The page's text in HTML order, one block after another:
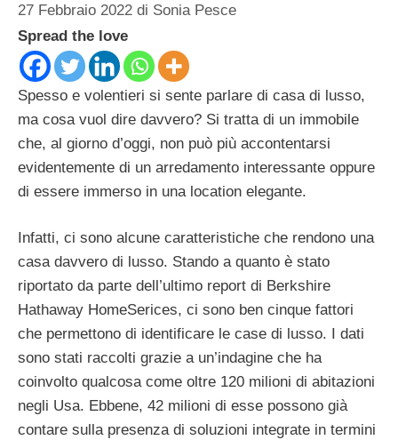
27 Febbraio 2022 di Sonia Pesce
Spread the love
Spesso e volentieri si sente parlare di casa di lusso,
ma cosa vuol dire davvero? Si tratta di un immobile
che, al giorno d’oggi, non può più accontentarsi
evidentemente di un arredamento interessante oppure
di essere immerso in una location elegante.
Infatti, ci sono alcune caratteristiche che rendono una
casa davvero di lusso. Stando a quanto è stato
riportato da parte dell’ultimo report di Berkshire
Hathaway HomeSerices, ci sono ben cinque fattori
che permettono di identificare le case di lusso. I dati
sono stati raccolti grazie a un’indagine che ha
coinvolto qualcosa come oltre 120 milioni di abitazioni
negli Usa. Ebbene, 42 milioni di esse possono già
contare sulla presenza di soluzioni integrate in termini